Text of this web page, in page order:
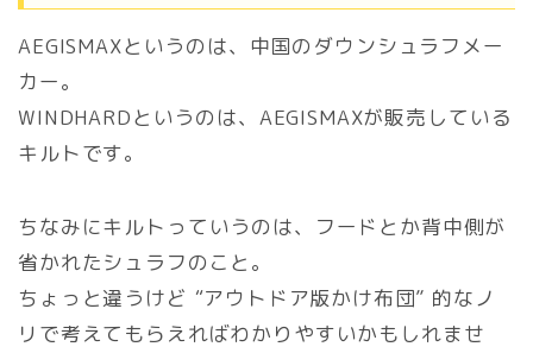
AEGISMAXというのは、中国のダウンシュラフメー
カー。
WINDHARDというのは、AEGISMAXが販売している
キルトです。
ちなみにキルトっていうのは、フードとか背中側が
省かれたシュラフのこと。
ちょっと違うけど “アウトドア版かけ布団” 的なノ
リで考えてもらえればわかりやすいかもしれませ